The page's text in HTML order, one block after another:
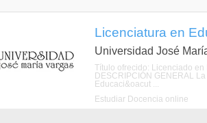
Licenciatura en
Universidad José
Título ofrecido: Licenciado en
DESCRIPCIÓN GENERAL
Educaci&oacut ...
Estudiar Docencia online